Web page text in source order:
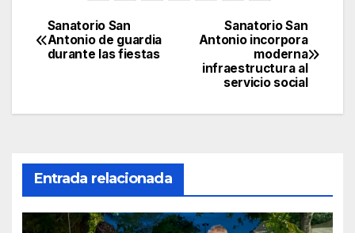
Navegación
de
Sanatorio San
Antonio incorpora
moderna
infraestructura al
servicio social
Sanatorio San
Antonio de guardia
durante las fiestas
Entrada relacionada